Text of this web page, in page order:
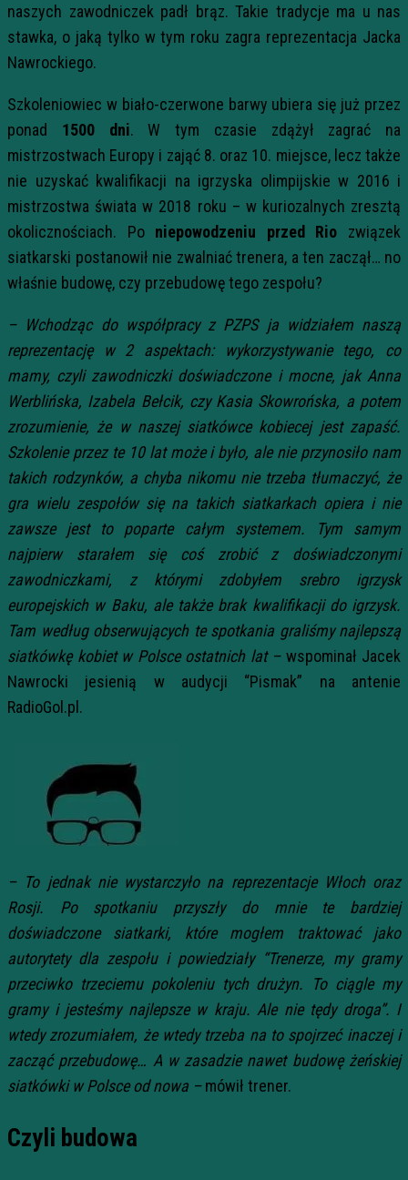
naszych zawodniczek padł brąz. Takie tradycje ma u nas
stawka, o jaką tylko w tym roku zagra reprezentacja Jacka
Nawrockiego.
Szkoleniowiec w biało-czerwone barwy ubiera się już przez
ponad 1500 dni. W tym czasie zdążył zagrać na
mistrzostwach Europy i zająć 8. oraz 10. miejsce, lecz także
nie uzyskać kwalifikacji na igrzyska olimpijskie w 2016 i
mistrzostwa świata w 2018 roku – w kuriozalnych zresztą
okolicznościach. Poniepowodzeniu przed Rio związek
siatkarski postanowił nie zwalniać trenera, a ten zaczął… no
właśnie budowę, czy przebudowę tego zespołu?
– Wchodząc do współpracy z PZPS ja widziałem naszą
reprezentację w 2 aspektach: wykorzystywanie tego, co
mamy, czyli zawodniczki doświadczone i mocne, jak Anna
Werblińska, Izabela Bełcik, czy Kasia Skowrońska, a potem
zrozumienie, że w naszej siatkówce kobiecej jest zapaść.
Szkolenie przez te 10 lat może i było, ale nie przynosiło nam
takich rodzynków, a chyba nikomu nie trzeba tłumaczyć, że
gra wielu zespołów się na takich siatkarkach opiera i nie
zawsze jest to poparte całym systemem. Tym samym
najpierw starałem się coś zrobić z doświadczonymi
zawodniczkami, z którymi zdobyłem srebro igrzysk
europejskich w Baku, ale także brak kwalifikacji do igrzysk.
Tam według obserwujących te spotkania graliśmy najlepszą
siatkówkę kobiet w Polsce ostatnich lat –wspominał Jacek
Nawrocki jesienią w audycji “Pismak” na antenie
RadioGol.pl.
– To jednak nie wystarczyło na reprezentacje Włoch oraz
Rosji. Po spotkaniu przyszły do mnie te bardziej
doświadczone siatkarki, które mogłem traktować jako
autorytety dla zespołu i powiedziały “Trenerze, my gramy
przeciwko trzeciemu pokoleniu tych drużyn. To ciągle my
gramy i jesteśmy najlepsze w kraju. Ale nie tędy droga”. I
wtedy zrozumiałem, że wtedy trzeba na to spojrzeć inaczej i
zacząć przebudowę… A w zasadzie nawet budowę żeńskiej
siatkówki w Polsce od nowa –mówił trener.
Czyli budowa